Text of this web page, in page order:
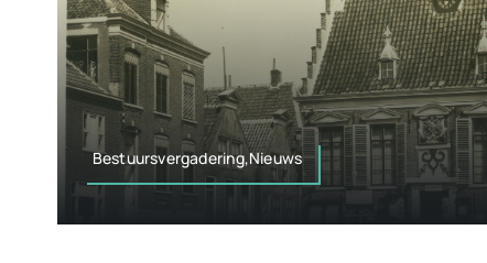
Bestuursvergadering,Nieuws